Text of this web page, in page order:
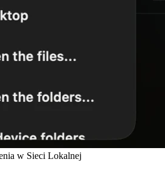
w Sieci Lokalnej